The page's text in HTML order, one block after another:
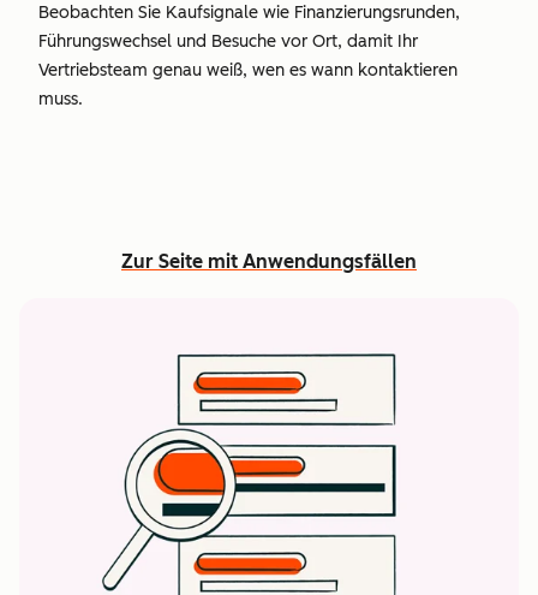
Beobachten Sie Kaufsignale wie Finanzierungsrunden,
Führungswechsel und Besuche vor Ort, damit Ihr
Vertriebsteam genau weiß, wen es wann kontaktieren
muss.
Zur Seite mit Anwendungsfällen